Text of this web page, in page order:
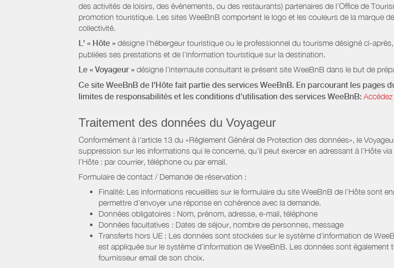
des activités de loisirs, des événements, ou des restaurants) partenaires de l’Office de
promotion touristique. Les sites WeeBnB comportent le logo et les couleurs de la marque
collectivité.
L' « Hôte » désigne l'hébergeur touristique ou le professionnel du tourisme désigné ci-
publiées ses prestations et de l'information touristique sur la destination.
Le « Voyageur » désigne l'internaute consultant le présent site WeeBnB dans le but de
Ce site WeeBnB de l'Hôte fait partie des services WeeBnB. En parcourant les pages
limites de responsabilités et les conditions d’utilisation des services WeeBnB:
Traitement des données du Voyageur
Conformément à l'article 13 du «Règlement Général de Protection des données», le
suppression sur les informations qui le concerne, qu’il peut exercer en adressant à l’Hôte
l’Hôte : par courrier, téléphone ou par email.
Formulaire de contact / Demande de réservation :
Finalité: Les informations recueillies sur le formulaire du site WeeBnB de l’Hôte sont
permettre d’envoyer une réponse en cohérence avec la demande.
Données obligatoires : Nom, prénom, adresse, e-mail, téléphone
Données facultatives : Dates de séjour, nombre de personnes, message
Transferts hors UE : Les données sont stockées sur le système d’information de
est appliquée sur le système d’information de WeeBnB. Les données sont également
fournisseur email de son choix.